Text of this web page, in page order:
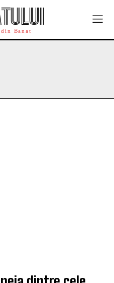
Banat